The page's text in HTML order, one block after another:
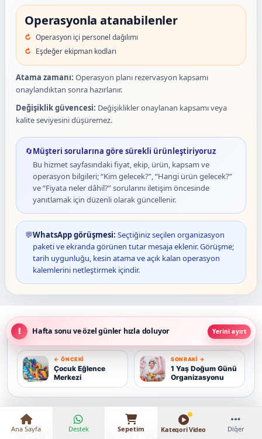
Operasyonla atanabilenler
Operasyon içi personel dağılımı
Eşdeğer ekipman kodları
Atama zamanı: Operasyon planı rezervasyon kapsamı
onaylandıktan sonra hazırlanır.
Değişiklik güvencesi: Değişiklikler onaylanan kapsamı veya
kalite seviyesini düşüremez.
🔄Müşteri sorularına göre sürekli ürünleştiriyoruz
Bu hizmet sayfasındaki fiyat, ekip, ürün, kapsam ve
operasyon bilgileri; “Kim gelecek?”, “Hangi ürün gelecek?”
ve “Fiyata neler dâhil?” sorularını iletişim öncesinde
yanıtlamak için düzenli olarak güncellenir.
💬WhatsApp görüşmesi: Seçtiğiniz seçilen organizasyon
paketi ve ekranda görünen tutar mesaja eklenir. Görüşme;
tarih uygunluğu, kesin atama ve açık kalan operasyon
kalemlerini netleştirmek içindir.
Benzer hizmetlerde ilerle
Ç
← ÖNCEKI
Çocuk Eğlence
Merkezi
1
SONRAKI →
1 Yaş Doğum Günü
Organizasyonu
₺30.000 – ₺208.000
Hafta sonu ve özel günler hızla doluyor Yerini ayırt
Ana Sayfa Destek Sepetim Kategori Video Diğer